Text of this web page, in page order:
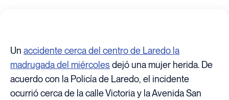
Un accidente cerca del centro de Laredo la
madrugada del miércolesdejó una mujer herida. De
acuerdo con la Policía de Laredo, el incidente
ocurrió cerca de la calle Victoria y la Avenida San